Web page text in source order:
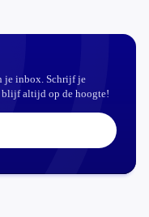
je inbox. Schrijf je
blijf altijd op de hoogte!